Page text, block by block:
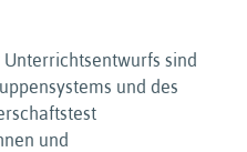
sind
und des
und